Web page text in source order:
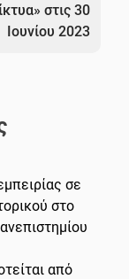
στις 30
Ιουνίου 2023
σε
στο
από